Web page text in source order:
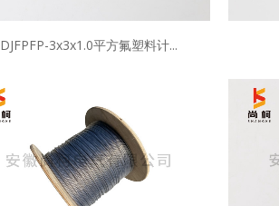
DJFPFP-3x3x1.0平方氟塑料计...